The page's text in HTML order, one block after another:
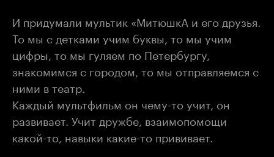
И придумали мультик «МитюшкА и его друзья.
То мы с детками учим буквы, то мы учим
цифры, то мы гуляем по Петербургу,
знакомимся с городом, то мы отправляемся с
ними в театр.
Каждый мультфильм он чему-то учит, он
развивает. Учит дружбе, взаимопомощи
какой-то, навыки какие-то прививает.